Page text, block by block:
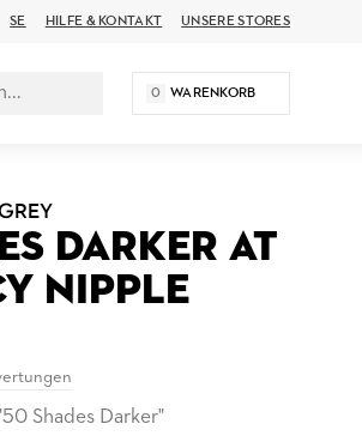
SE HILFE & KONTAKT UNSERE STORES
0 WARENKORB
DARKER AT
NIPPLE
Shades Darker"